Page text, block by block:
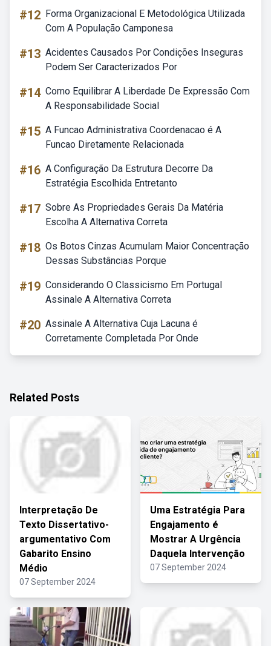
#12 Forma Organizacional E Metodológica Utilizada
Com A População Camponesa
#13 Acidentes Causados Por Condições Inseguras
Podem Ser Caracterizados Por
#14 Como Equilibrar A Liberdade De Expressão Com
A Responsabilidade Social
#15 A Funcao Administrativa Coordenacao é A
Funcao Diretamente Relacionada
#16 A Configuração Da Estrutura Decorre Da
Estratégia Escolhida Entretanto
#17 Sobre As Propriedades Gerais Da Matéria
Escolha A Alternativa Correta
#18 Os Botos Cinzas Acumulam Maior Concentração
Dessas Substâncias Porque
#19 Considerando O Classicismo Em Portugal
Assinale A Alternativa Correta
#20 Assinale A Alternativa Cuja Lacuna é
Corretamente Completada Por Onde
Related Posts
Interpretação De
Texto Dissertativo-
argumentativo Com
Gabarito Ensino
Médio
07 September 2024
Uma Estratégia Para
Engajamento é
Mostrar A Urgência
Daquela Intervenção
07 September 2024